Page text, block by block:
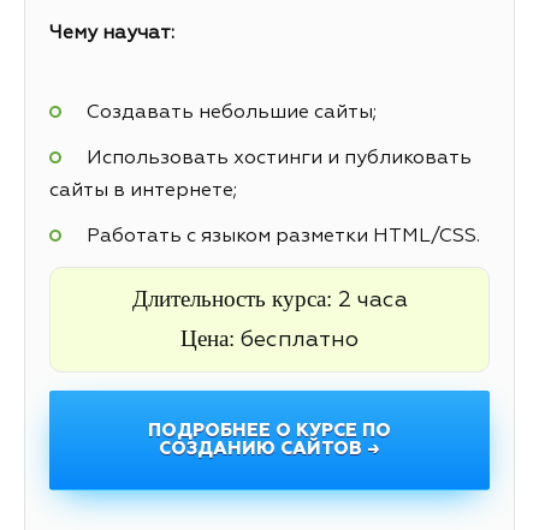
Чему научат:
Создавать небольшие сайты;
Использовать хостинги и публиковать
сайты в интернете;
Работать с языком разметки HTML/CSS.
Длительность курса: 2 часа
Цена: бесплатно
ПОДРОБНЕЕ О КУРСЕ ПО
СОЗДАНИЮ САЙТОВ →